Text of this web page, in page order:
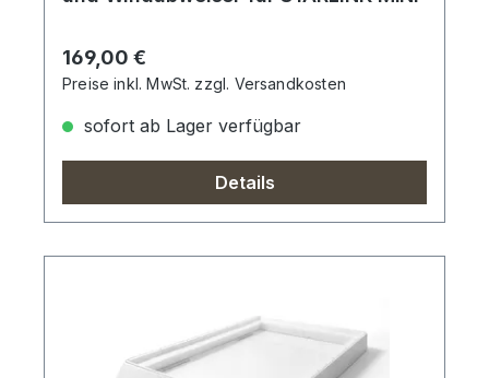
Regulärer Preis:
169,00 €
Preise inkl. MwSt. zzgl. Versandkosten
sofort ab Lager verfügbar
Details